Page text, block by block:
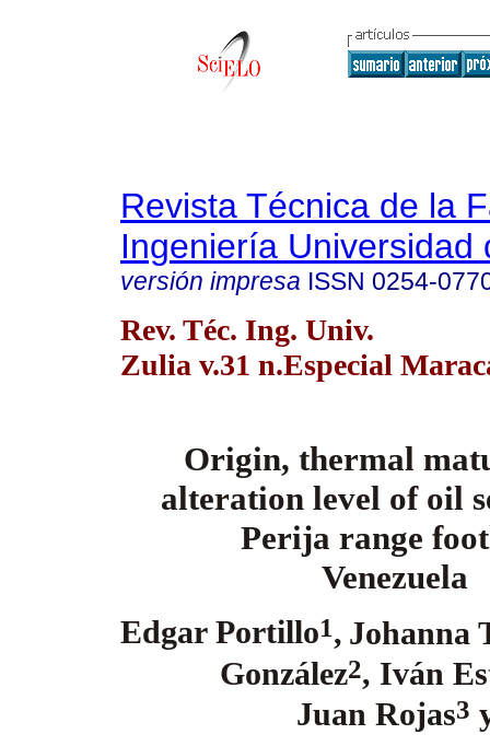
Revista Técnica de la
Ingeniería Universidad
versión impresa ISSN 0254-
Rev. Téc. Ing. Univ.
Zulia v.31 n.Especial
Origin, thermal
alteration level of oil
Perija range
Venezuela
Edgar Portillo1, Johanna
González2, Iván
Juan Rojas3